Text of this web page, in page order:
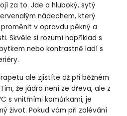
za to. Jde o hluboký, sytý
nádechem, který
v opravdu pěkný a
Skvěle si rozumí například s
nebo kontrastně ladí s
ale zjistíte až při běžném
že jádro není ze dřeva, ale z
s vnitřními komůrkami, je
život. Pokud vám při zalévání